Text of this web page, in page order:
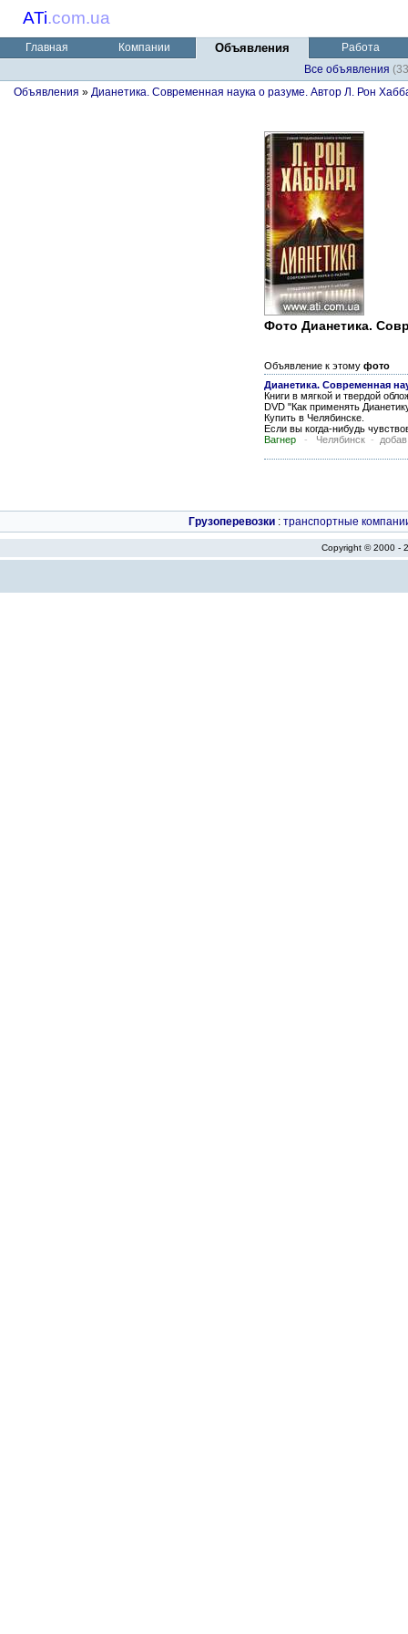
ATi.com.ua
Главная Компании Объявления
Работа
Все объявления
Объявления » Дианетика. Современная наука о разуме. Автор Л. Рон
Фото Дианетика.
Объявление к этому фото
Дианетика. Современная
Книги в мягкой и твердой
DVD "Как применять
Купить в Челябинске.
Если вы когда-нибудь
Вагнер - Челябинск -
Грузоперевозки : транспортные
Copyright © 2000 -